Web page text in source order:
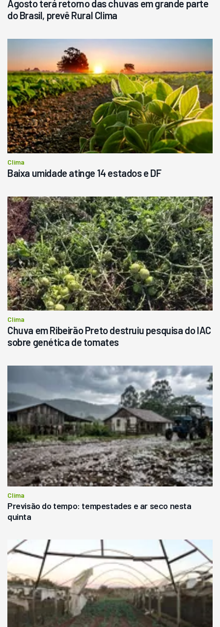
Agosto terá retorno das chuvas em grande parte
do Brasil, prevê Rural Clima
Clima
Baixa umidade atinge 14 estados e DF
Clima
Chuva em Ribeirão Preto destruiu pesquisa do IAC
sobre genética de tomates
Clima
Previsão do tempo: tempestades e ar seco nesta
quinta